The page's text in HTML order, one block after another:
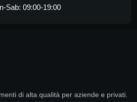
Sab: 09:00-19:00
di alta qualità per aziende e privati.